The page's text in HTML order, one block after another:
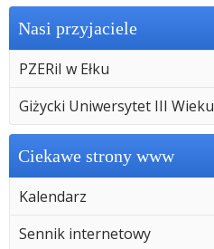
Nasi przyjaciele
PZERiI w Ełku
Giżycki Uniwersytet III Wieku
Ciekawe strony www
Kalendarz
Sennik internetowy